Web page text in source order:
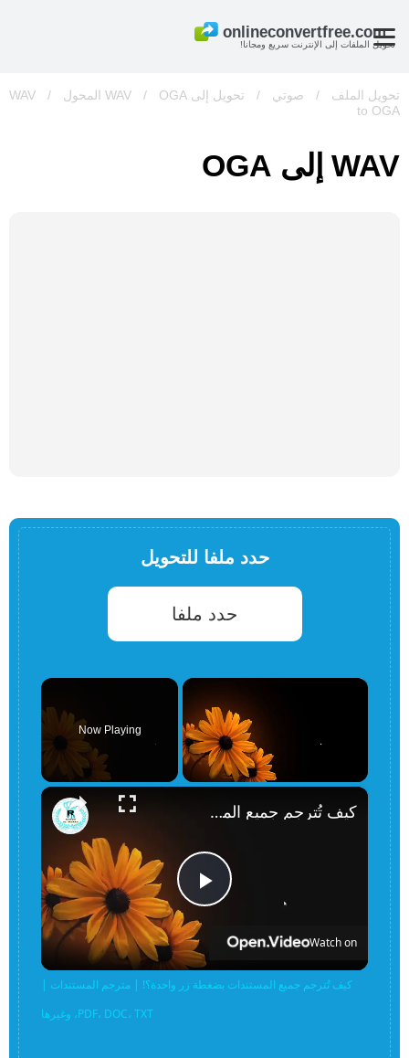
تحويل الملفات إلى الإنترنت سريع ومجانا!
تحويل الملف / صوتي / تحويل إلى WAV / OGA المحول /
WAV
to OGA
WAV إلى OGA
حدد ملفا للتحويل
حدد ملفا
×
Now Playing
×
Play
Video
كيف تُترجم جميع المستندات بضغطة زر واحدة؟! | مترجم المستندات | PDF، DOC، TXT، وغيرها
Watch on
كيف تُترجم جميع المستندات بضغطة زر واحدة؟! | مترجم المستندات |
PDF، DOC، TXT، وغيرها